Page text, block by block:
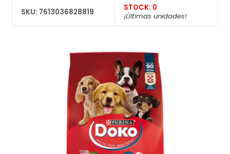
SKU: 7613036828819 STOCK: 0
¡Últimas unidades!